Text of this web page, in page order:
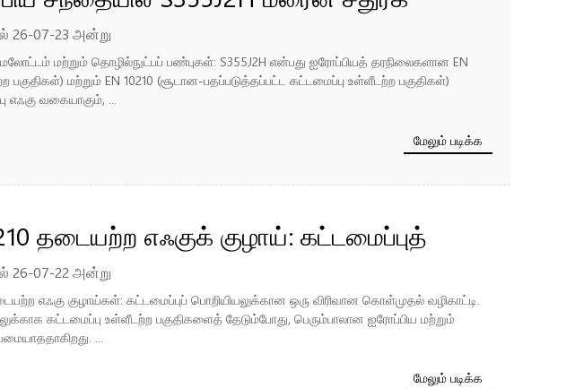
பயன்பாடு மற்றும் வர்த்தக முறை
26-07-23 அன்று
மேலோட்டம் மற்றும் தொழில்நுட்பப் பண்புகள்: S355J2H என்பது ஐரோப்பியத் தரநிலைகளான EN
பகுதிகள்) மற்றும் EN 10210 (சூடான-பதப்படுத்தப்பட்ட கட்டமைப்பு உள்ளீடற்ற பகுதிகள்)
எஃகு வகையாகும், ...
மேலும் படிக்க
தடையற்ற எஃகுக் குழாய்: கட்டமைப்புத்
ஒரு விரிவான கொள்முதல்
26-07-22 அன்று
எஃகு குழாய்கள்: கட்டமைப்புப் பொறியியலுக்கான ஒரு விரிவான கொள்முதல் வழிகாட்டி.
கட்டமைப்பு உள்ளீடற்ற பகுதிகளைத் தேடும்போது, ​​பெரும்பாலான ஐரோப்பிய மற்றும்
...
மேலும் படிக்க